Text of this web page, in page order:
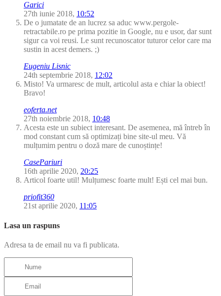
Garici
27th iunie 2018, 10:52
De o jumatate de an lucrez sa aduc www.pergole-
retractabile.ro pe prima pozitie in Google, nu e usor, dar sunt
sigur ca voi reusi. Le sunt recunoscator tuturor celor care ma
sustin in acest demers. ;)
Eugeniu Lisnic
24th septembrie 2018, 12:02
Misto! Va urmaresc de mult, articolul asta e chiar la obiect!
Bravo!
eoferta.net
27th noiembrie 2018, 10:48
Acesta este un subiect interesant. De asemenea, mă întreb în
mod constant cum să optimizați bine site-ul meu. Vă
mulțumim pentru o doză mare de cunoștințe!
CasePariuri
16th aprilie 2020, 20:25
Articol foarte util! Mulțumesc foarte mult! Ești cel mai bun.
priofit360
21st aprilie 2020, 11:05
Lasa un raspuns
Adresa ta de email nu va fi publicata.